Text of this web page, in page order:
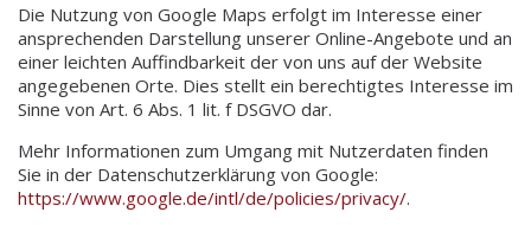
Die Nutzung von Google Maps erfolgt im Interesse einer
ansprechenden Darstellung unserer Online-Angebote und an
einer leichten Auffindbarkeit der von uns auf der Website
angegebenen Orte. Dies stellt ein berechtigtes Interesse im
Sinne von Art. 6 Abs. 1 lit. f DSGVO dar.
Mehr Informationen zum Umgang mit Nutzerdaten finden
Sie in der Datenschutzerklärung von Google:
https://www.google.de/intl/de/policies/privacy/.